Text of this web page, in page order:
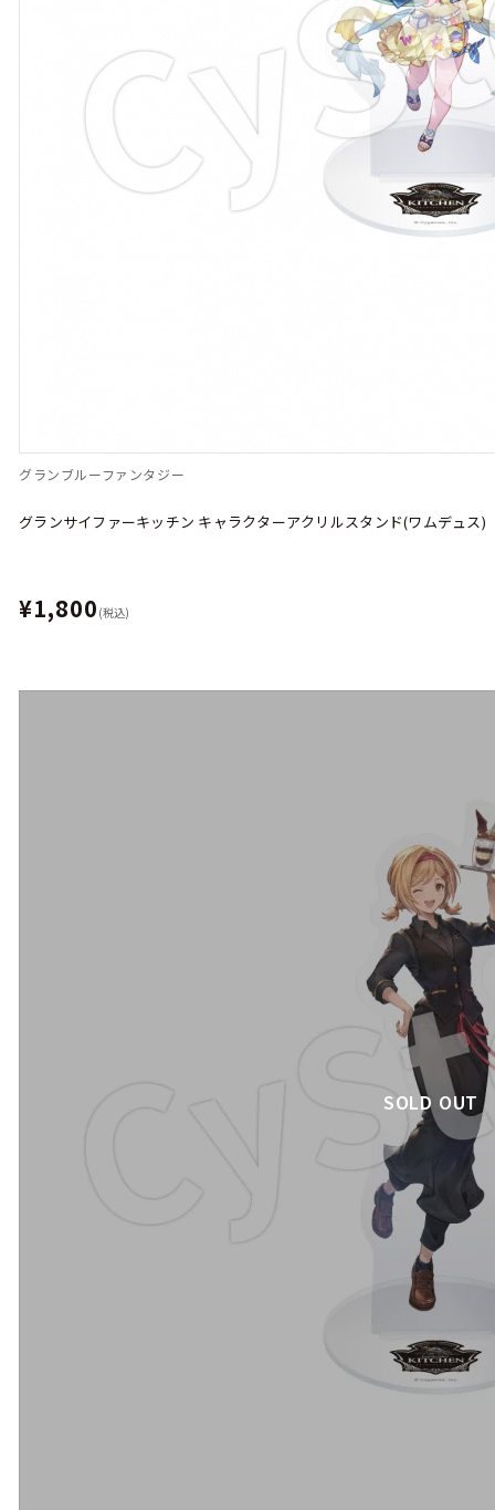
グランブルーファンタジー
グランサイファーキッチン キャラクターアクリルスタンド(ワムデュス)
¥1,800 (税込)
SOLD OUT